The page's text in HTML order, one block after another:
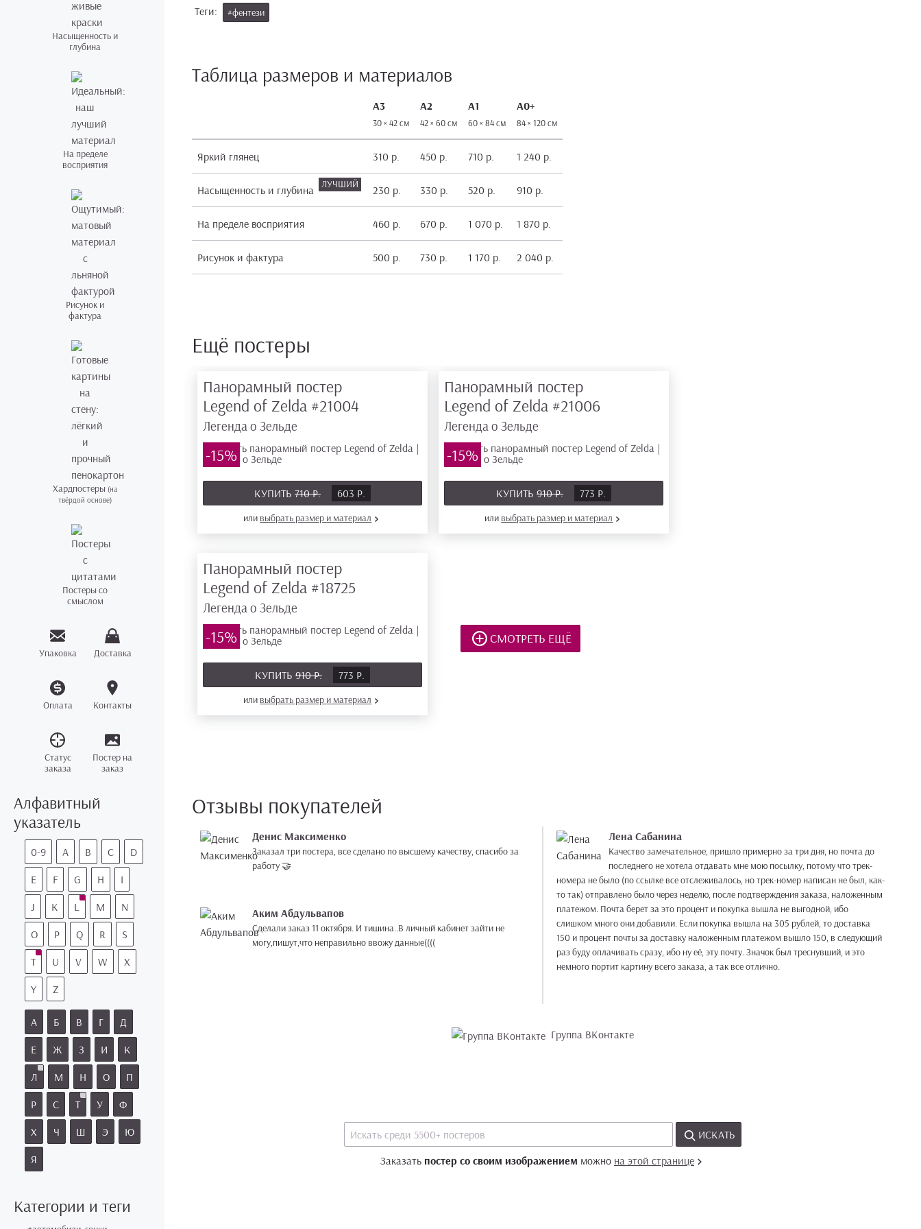
Насыщенность и
глубина
На пределе
восприятия
Рисунок и
фактура
Хардпостеры (на
твёрдой основе)
Постеры со
смыслом
Упаковка Доставка
Оплата Контакты
Статус
заказа
Постер на
заказ
Алфавитный
указатель
0-9 A B C
D
E
F G H
I
J
K L M
N
O
P Q R
S
T
U V W
X
Y
Z
А Б В Г
Д
Е
Ж З И
К
Л
М Н О
П
Р
С Т У
Ф
Х
Ч Ш Э
Ю
Я
Категории и теги
Теги: #фентези
Таблица размеров и материалов
А3
30 × 42 см
А2
42 × 60 см
А1
60 × 84 см
А0+
84 × 120 см
Яркий глянец 310 р. 450 р. 710 р. 1 240 р.
Насыщенность и глубина 230 р. 330 р. 520 р. 910 р.
На пределе восприятия 460 р. 670 р. 1 070 р. 1 870 р.
Рисунок и фактура 500 р. 730 р. 1 170 р. 2 040 р.
Ещё постеры
Панорамный постер
Legend of Zelda #21004
Легенда о Зельде
-15%
КУПИТЬ 710 Р. 603 Р.
или выбрать размер и материал
Панорамный постер
Legend of Zelda #21006
Легенда о Зельде
-15%
КУПИТЬ 910 Р. 773 Р.
или выбрать размер и материал
Панорамный постер
Legend of Zelda #18725
Легенда о Зельде
-15%
КУПИТЬ 910 Р. 773 Р.
или выбрать размер и материал
СМОТРЕТЬ ЕЩЁ
Отзывы покупателей
Денис Максименко
Заказал три постера, все сделано по высшему качеству, спасибо за
работу 🤝
Аким Абдульвапов
Сделали заказ 11 октября. И тишина..В личный кабинет зайти не
могу,пишут,что неправильно ввожу данные((((
Лена Сабанина
Качество замечательное, пришло примерно за три дня, но почта до
последнего не хотела отдавать мне мою посылку, потому что трек-
номера не было (по ссылке все отслеживалось, но трек-номер написан не был, как-
то так) отправлено было через неделю, после подтверждения заказа, наложенным
платежом. Почта берет за это процент и покупка вышла не выгодной, ибо
слишком много они добавили. Если покупка вышла на 305 рублей, то доставка
150 и процент почты за доставку наложенным платежом вышло 150, в следующий
раз буду оплачивать сразу, ибо ну её, эту почту. Значок был треснувший, и это
немного портит картину всего заказа, а так все отлично.
Группа ВКонтакте
ИСКАТЬ
Заказать постер со своим изображением можно на этой странице